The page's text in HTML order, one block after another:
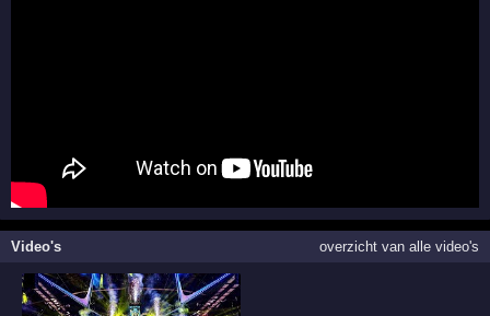
Video's overzicht van alle video's